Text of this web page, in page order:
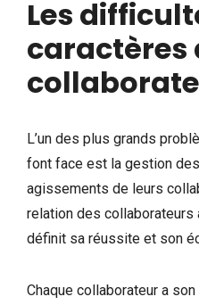
Les
caractères
L’un des plus grands
font face est la gestion
agissements de leurs
relation des
définit sa réussite et son
Chaque collaborateur a